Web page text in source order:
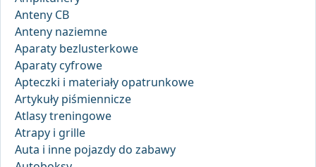
Anteny CB
Anteny naziemne
Aparaty bezlusterkowe
Aparaty cyfrowe
Apteczki i materiały opatrunkowe
Artykuły piśmiennicze
Atlasy treningowe
Atrapy i grille
Auta i inne pojazdy do zabawy